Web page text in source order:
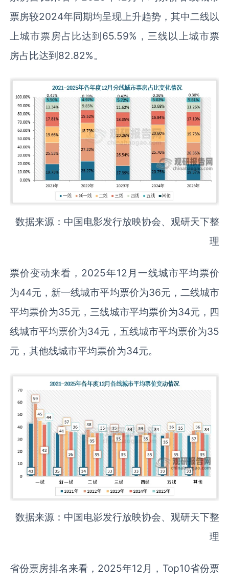
票房较2024年同期均呈现上升趋势，其中二线以
上城市票房占比达到65.59%，三线以上城市票
房占比达到82.82%。
数据来源：中国电影发行放映协会、观研天下整
理
票价变动来看，2025年12月一线城市平均票价
为44元，新一线城市平均票价为36元，二线城市
平均票价为35元，三线城市平均票价为34元，四
线城市平均票价为34元，五线城市平均票价为35
元，其他线城市平均票价为34元。
数据来源：中国电影发行放映协会、观研天下整
理
省份票房排名来看，2025年12月，Top10省份票